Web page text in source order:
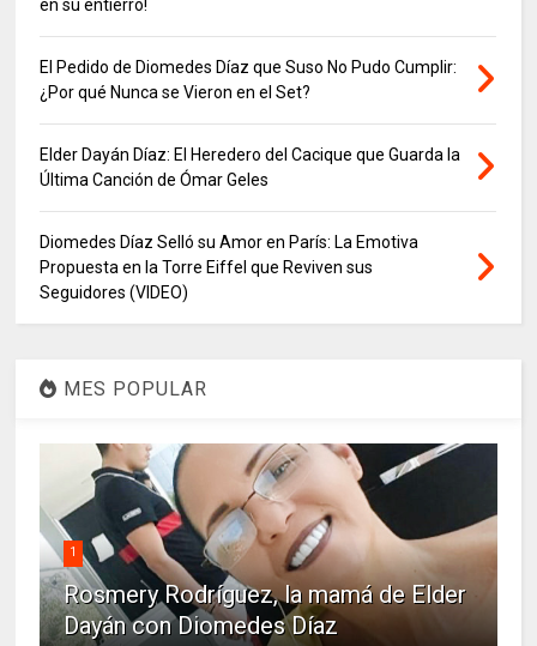
en su entierro!
El Pedido de Diomedes Díaz que Suso No Pudo Cumplir:
¿Por qué Nunca se Vieron en el Set?
Elder Dayán Díaz: El Heredero del Cacique que Guarda la
Última Canción de Ómar Geles
Diomedes Díaz Selló su Amor en París: La Emotiva
Propuesta en la Torre Eiffel que Reviven sus
Seguidores (VIDEO)
MES POPULAR
1
Rosmery Rodríguez, la mamá de Elder
Dayán con Diomedes Díaz